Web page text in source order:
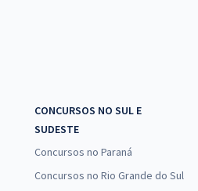
CONCURSOS NO SUL E
SUDESTE
Concursos no Paraná
Concursos no Rio Grande do Sul